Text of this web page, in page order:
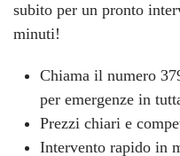
subito per un pronto
minuti!
Chiama il numero
per emergenze in
Prezzi chiari e
Intervento rapido in